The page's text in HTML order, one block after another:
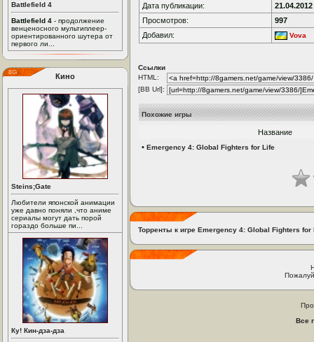
Battlefield 4
Battlefield 4 - продолжение
венценосного мультиплеер-
ориентированного шутера от
первого ли...
Кино
Steins;Gate
Любители японской анимации
уже давно поняли ,что аниме
сериалы могут дать порой
гораздо больше пи...
Ку! Кин-дза-дза
Дата публикации:
21.04.2012
Просмотров:
997
Добавил:
Vova
Ссылки
HTML:
[BB Url]:
Похожие игры
Название
• Emergency 4: Global Fighters for Life
Торренты к игре Emergency 4: Global Fighters for
Все